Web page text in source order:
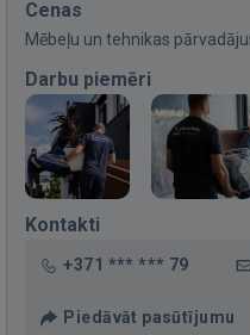
Cenas
Mēbeļu un tehnikas
Darbu piemēri
Kontakti
+371 *** *** 79
Piedāvāt pasūtījumu